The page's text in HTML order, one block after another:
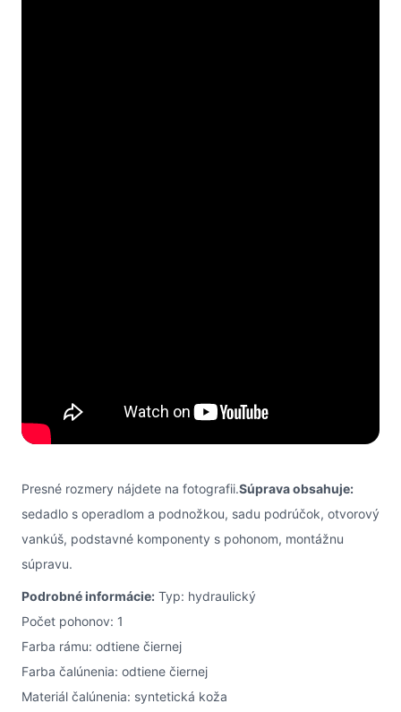
Presné rozmery nájdete na fotografii.Súprava obsahuje:
sedadlo s operadlom a podnožkou, sadu podrúčok, otvorový
vankúš, podstavné komponenty s pohonom, montážnu
súpravu.
Podrobné informácie: Typ: hydraulický
Počet pohonov: 1
Farba rámu: odtiene čiernej
Farba čalúnenia: odtiene čiernej
Materiál čalúnenia: syntetická koža